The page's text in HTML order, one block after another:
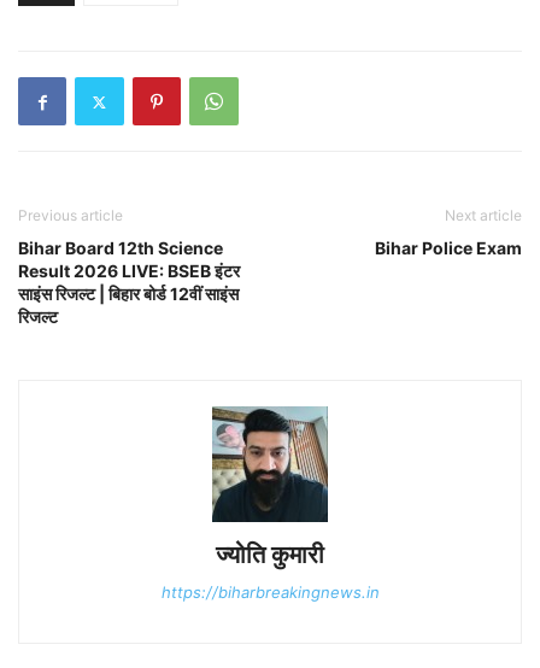
Previous article
Bihar Board 12th Science
Result 2026 LIVE: BSEB इंटर
साइंस रिजल्ट | बिहार बोर्ड 12वीं साइंस
रिजल्ट
Next article
Bihar Police Exam
ज्योति कुमारी
https://biharbreakingnews.in